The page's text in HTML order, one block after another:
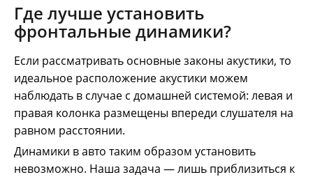
Где лучше установить
фронтальные динамики?
Если рассматривать основные законы акустики, то
идеальное расположение акустики можем
наблюдать в случае с домашней системой: левая и
правая колонка размещены впереди слушателя на
равном расстоянии.
Динамики в авто таким образом установить
невозможно. Наша задача — лишь приблизиться к